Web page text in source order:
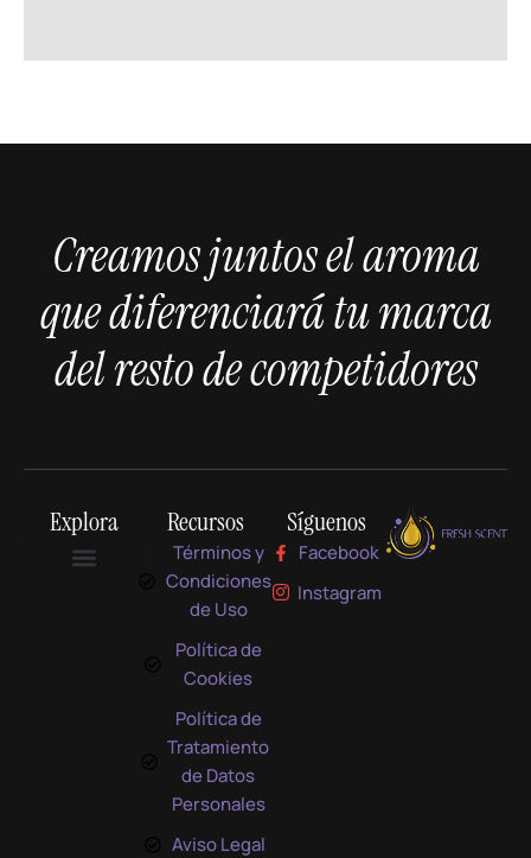
Creamos juntos el aroma
que diferenciará tu marca
del resto de competidores
Explora Recursos
Términos y
Condiciones
de Uso
Política de
Cookies
Política de
Tratamiento
de Datos
Personales
Aviso Legal
Síguenos
Facebook
Instagram